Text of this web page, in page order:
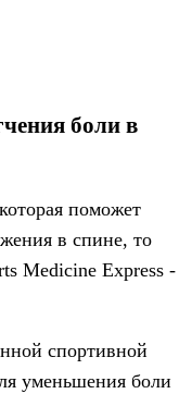
боли в
поможет
в спине, то
Medicine Express -
спортивной
уменьшения боли